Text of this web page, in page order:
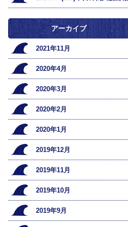
アーカイブ
2021年11月
2020年4月
2020年3月
2020年2月
2020年1月
2019年12月
2019年11月
2019年10月
2019年9月